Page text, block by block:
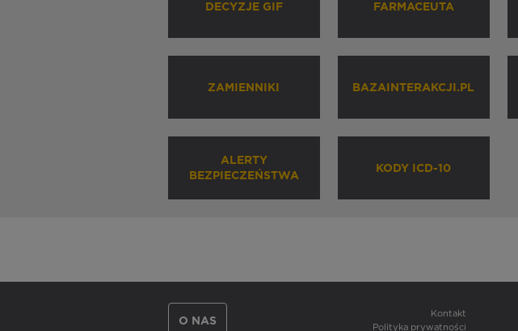
DECYZJE GIF FARMACEUTA
ZAMIENNIKI BAZAINTERAKCJI.PL
ALERTY
BEZPIECZEŃSTWA
KODY ICD-10
O NAS
Kontakt
Polityka prywatności